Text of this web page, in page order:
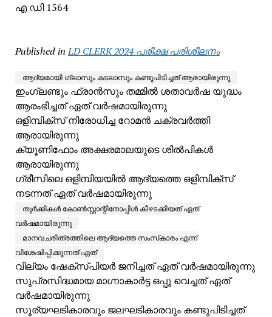
എ ഡി 1564
Published in LD CLERK 2024 പരീക്ഷ പരിശീലനം
ആദ്യമായി ഗ്ലാസും കടലാസും കണ്ടുപിടിച്ചത് ആരായിരുന്നു
ഇംഗ്ലണ്ടും ഫ്രാൻസും തമ്മിൽ ശതാവർഷ യുദ്ധം
ആരംഭിച്ചത് ഏത് വർഷമായിരുന്നു
ഒളിമ്പിക്സ് നിരോധിച്ച റോമൻ ചക്രവർത്തി
ആരായിരുന്നു
ക്യൂണിഫോം അക്ഷരമാലയുടെ ശിൽപികൾ
ആരായിരുന്നു
ഗ്രീസിലെ ഒളിമ്പിയയിൽ ആദ്യത്തെ ഒളിമ്പിക്‌സ്
നടന്നത് ഏത് വർഷമായിരുന്നു
തുർക്കികൾ കോൺസ്റ്റാന്റിനോപ്പിൾ കീഴടക്കിയത് ഏത്
വർഷമായിരുന്നു
മാനവചരിത്രത്തിലെ ആദ്യത്തെ സംസ്‌കാരം എന്ന്
വിശേഷിപ്പിക്കുന്നത് ഏത്
വില്യം ഷേക്സ്പിയർ ജനിച്ചത് ഏത് വർഷമായിരുന്നു
സുപ്രസിദ്ധമായ മാഗ്നാകാർട്ട ഒപ്പു വെച്ചത് ഏത്
വർഷമായിരുന്നു
സൂര്യഘടികാരവും ജലഘടികാരവും കണ്ടുപിടിച്ചത്